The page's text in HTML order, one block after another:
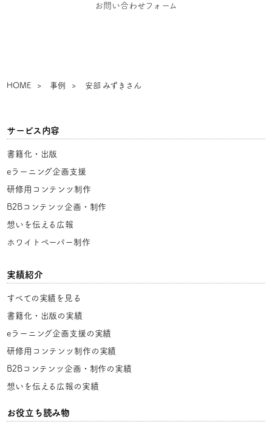
お問い合わせフォーム
HOME 事例 安部 みずきさん
サービス内容
書籍化・出版
eラーニング企画支援
研修用コンテンツ制作
B2Bコンテンツ企画・制作
想いを伝える広報
ホワイトペーパー制作
実績紹介
すべての実績を見る
書籍化・出版の実績
eラーニング企画支援の実績
研修用コンテンツ制作の実績
B2Bコンテンツ企画・制作の実績
想いを伝える広報の実績
お役立ち読み物